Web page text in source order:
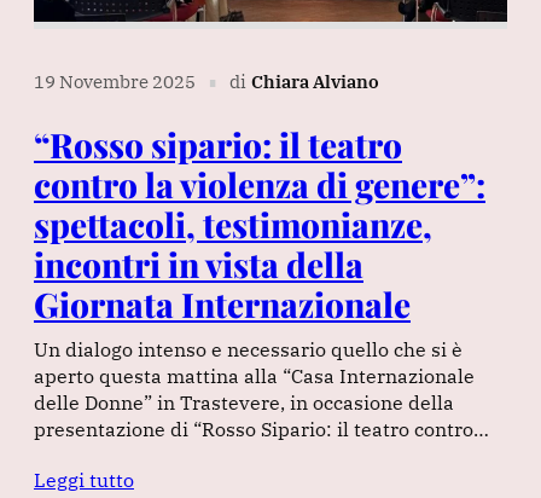
19 Novembre 2025 ∎ di Chiara Alviano
“Rosso sipario: il teatro
contro la violenza di genere”:
spettacoli, testimonianze,
incontri in vista della
Giornata Internazionale
Un dialogo intenso e necessario quello che si è
aperto questa mattina alla “Casa Internazionale
delle Donne” in Trastevere, in occasione della
presentazione di “Rosso Sipario: il teatro contro…
Leggi tutto